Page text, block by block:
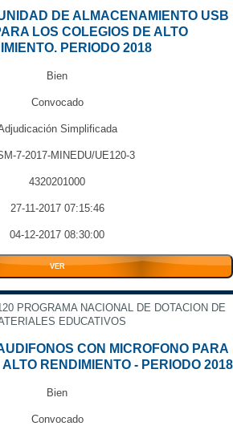
DE ALMACENAMIENTO USB
LOS COLEGIOS DE ALTO
PERIODO 2018
Bien
Convocado
Simplificada
7-2017-MINEDU/UE120-3
4320201000
27-11-2017 07:15:46
04-12-2017 08:30:00
VER
PROGRAMA NACIONAL DE DOTACION DE
EDUCATIVOS
CON MICROFONO PARA
RENDIMIENTO - PERIODO 2018
Bien
Convocado